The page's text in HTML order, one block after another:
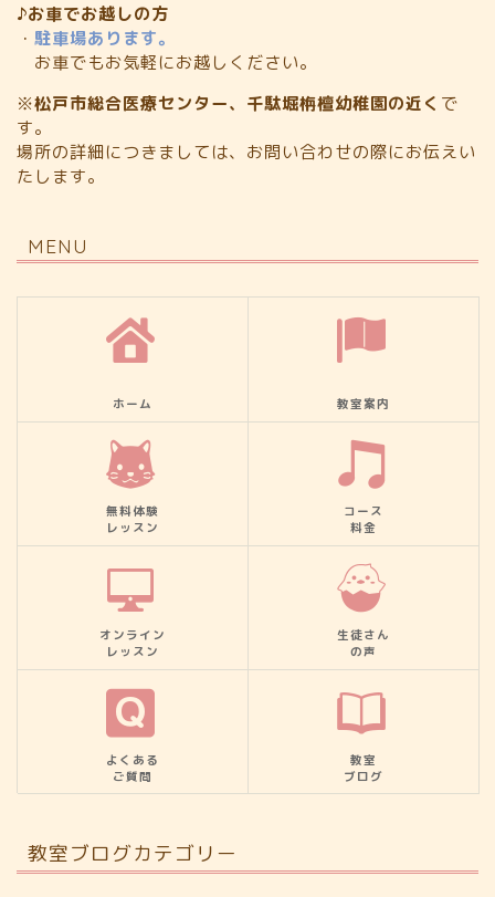
♪お車でお越しの方
・ 駐車場あります。
お車でもお気軽にお越しください。
※松戸市総合医療センター、千駄堀栴檀幼稚園の近く で
す。
場所の詳細につきましては、お問い合わせの際にお伝えい
たします。
MENU
ホーム 教室案内
無料体験
レッスン
コース
料金
オンライン
レッスン
生徒さん
の声
よくある
ご質問
教室
ブログ
教室ブログカテゴリー